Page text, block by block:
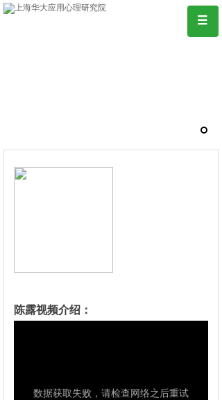
陈露视频介绍：